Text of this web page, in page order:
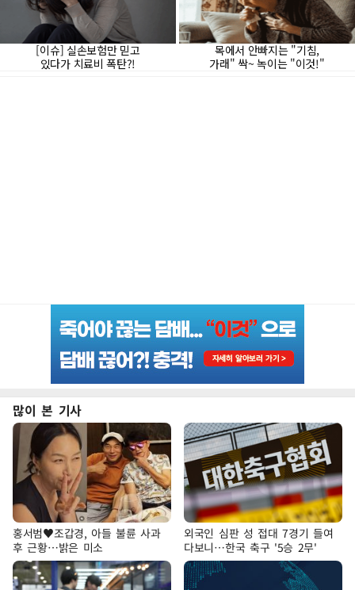
많이 본 기사
홍서범♥조갑경, 아들 불륜 사과
후 근황…밝은 미소
외국인 심판 성 접대 7경기 들여
다보니…한국 축구 '5승 2무'